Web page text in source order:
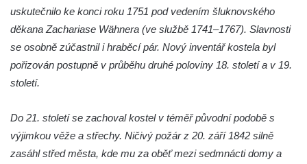
Kostel svatého Mikuláše v Mikulášovicích
Kaple Tří otců v Mikulášovicích
Kaple Matky Boží v Mikulášovicích
Balzerova kaple v Mikulášovicích
Kostel svatého Václava ve Šluknově
Kostel svatého Mikuláše v Třebušíně
uskutečnilo ke konci roku 1751 pod vedením šluknovského
děkana Zachariase Wähnera (ve službě 1741–1767). Slavnosti
se osobně zúčastnil i hraběcí pár. Nový inventář kostela byl
pořizován postupně v průběhu druhé poloviny 18. století a v 19.
století.
Do 21. století se zachoval kostel v téměř původní podobě s
výjimkou věže a střechy. Ničivý požár z 20. září 1842 silně
zasáhl střed města, kde mu za oběť mezi sedmnácti domy a